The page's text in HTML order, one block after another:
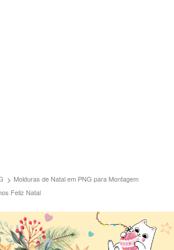
Molduras de Natal em PNG para Montagem
Feliz Natal